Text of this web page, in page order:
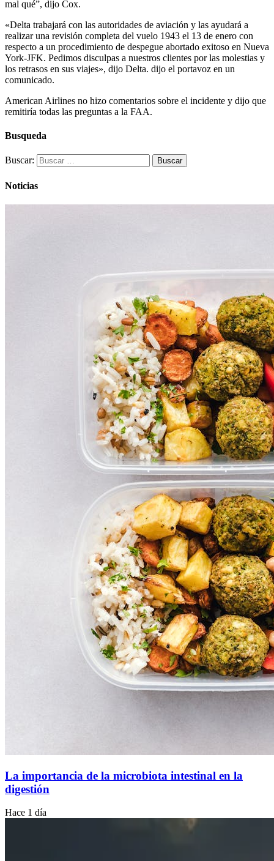
mal qué”, dijo Cox.
«Delta trabajará con las autoridades de aviación y las ayudará a
realizar una revisión completa del vuelo 1943 el 13 de enero con
respecto a un procedimiento de despegue abortado exitoso en Nueva
York-JFK. Pedimos disculpas a nuestros clientes por las molestias y
los retrasos en sus viajes», dijo Delta. dijo el portavoz en un
comunicado.
American Airlines no hizo comentarios sobre el incidente y dijo que
remitiría todas las preguntas a la FAA.
Busqueda
Buscar:
Noticias
La importancia de la microbiota intestinal en la
digestión
Hace 1 día